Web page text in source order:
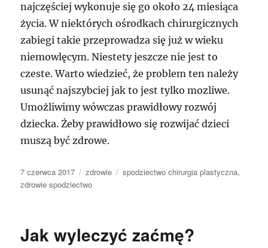
najczęściej wykonuje się go około 24 miesiąca
życia. W niektórych ośrodkach chirurgicznych
zabiegi takie przeprowadza się już w wieku
niemowlęcym. Niestety jeszcze nie jest to
czeste. Warto wiedzieć, że problem ten należy
usunąć najszybciej jak to jest tylko mozliwe.
Umożliwimy wówczas prawidłowy rozwój
dziecka. Żeby prawidłowo się rozwijać dzieci
muszą być zdrowe.
Data
publikacji
7 czerwca 2017 Kategorie
zdrowie Tagi
spodziectwo chirurgia plastyczna,
zdrowie spodziectwo
Jak wyleczyć zaćmę?